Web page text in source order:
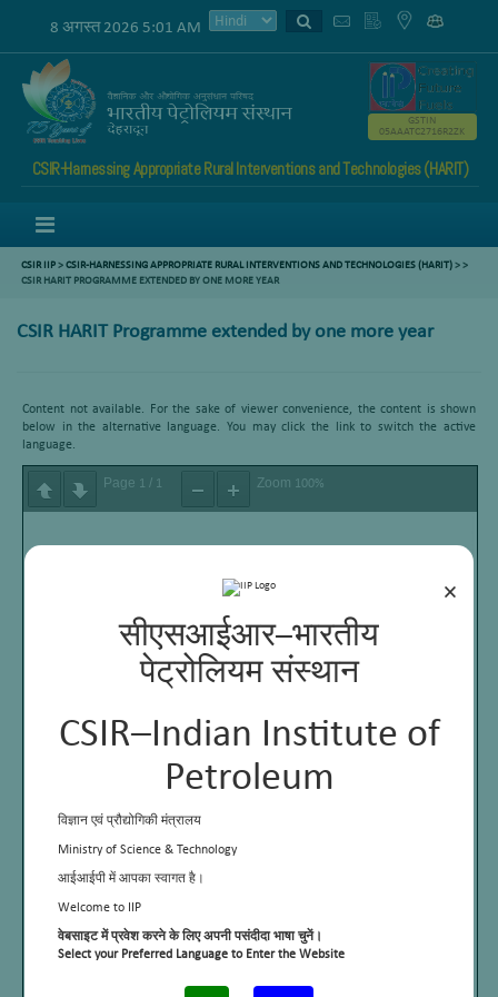
×
सीएसआईआर–भारतीय
पेट्रोलियम संस्थान
CSIR–Indian Institute of
Petroleum
विज्ञान एवं प्रौद्योगिकी मंत्रालय
Ministry of Science & Technology
आईआईपी में आपका स्वागत है।
Welcome to IIP
वेबसाइट में प्रवेश करने के लिए अपनी पसंदीदा भाषा चुनें।
Select your Preferred Language to Enter the Website
8 अगस्त 2026 5:01 AM
CSIR-Harnessing Appropriate Rural Interventions and Technologies (HARIT)
GSTIN
05AAATC2716R2ZK
CSIR IIP>CSIR-HARNESSING APPROPRIATE RURAL INTERVENTIONS AND TECHNOLOGIES (HARIT)>>
CSIR HARIT PROGRAMME EXTENDED BY ONE MORE YEAR
CSIR HARIT Programme extended by one more year
Content not available. For the sake of viewer convenience, the content is shown
below in the alternative language. You may click the link to switch the active
language.
Page 1 / 1 Zoom 100%